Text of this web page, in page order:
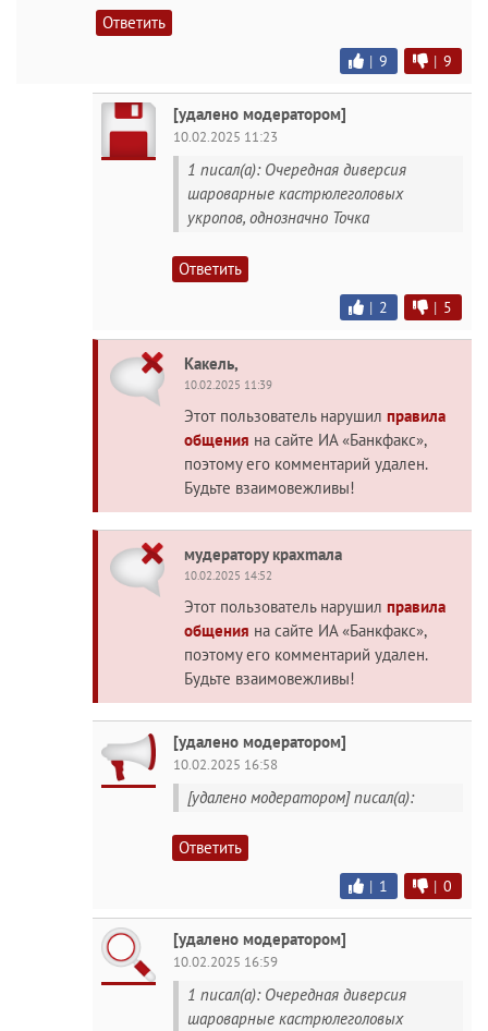
Ответить
| 9 | 9
[удалено модератором]
10.02.2025 11:23
1 писал(а): Очередная диверсия
шароварные кастрюлеголовых
укропов, однозначно Точка
Ответить
| 2 | 5
Какель,
10.02.2025 11:39
Этот пользователь нарушил правила
общения на сайте ИА «Банкфакс»,
поэтому его комментарий удален.
Будьте взаимовежливы!
мудератору краxmaла
10.02.2025 14:52
Этот пользователь нарушил правила
общения на сайте ИА «Банкфакс»,
поэтому его комментарий удален.
Будьте взаимовежливы!
[удалено модератором]
10.02.2025 16:58
[удалено модератором] писал(а):
Ответить
| 1 | 0
[удалено модератором]
10.02.2025 16:59
1 писал(а): Очередная диверсия
шароварные кастрюлеголовых